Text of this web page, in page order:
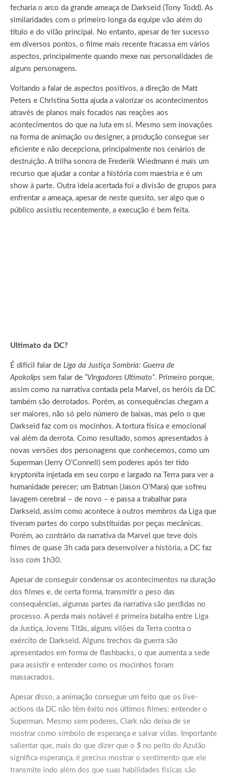
fecharia o arco da grande ameaça de Darkseid (Tony Todd). As
similaridades com o primeiro longa da equipe vão além do
título e do vilão principal. No entanto, apesar de ter sucesso
em diversos pontos, o filme mais recente fracassa em vários
aspectos, principalmente quando mexe nas personalidades de
alguns personagens.
Voltando a falar de aspectos positivos, a direção de Matt
Peters e Christina Sotta ajuda a valorizar os acontecimentos
através de planos mais focados nas reações aos
acontecimentos do que na luta em si. Mesmo sem inovações
na forma de animação ou designer, a produção consegue ser
eficiente e não decepciona, principalmente nos cenários de
destruição. A trilha sonora de Frederik Wiedmann é mais um
recurso que ajudar a contar a história com maestria e é um
show à parte. Outra ideia acertada foi a divisão de grupos para
enfrentar a ameaça, apesar de neste quesito, ser algo que o
público assistiu recentemente, a execução é bem feita.
Ultimato da DC?
É difícil falar de Liga da Justiça Sombria: Guerra de
Apokolips sem falar de “Vingadores Ultimato”. Primeiro porque,
assim como na narrativa contada pela Marvel, os heróis da DC
também são derrotados. Porém, as consequências chegam a
ser maiores, não só pelo número de baixas, mas pelo o que
Darkseid faz com os mocinhos. A tortura física e emocional
vai além da derrota. Como resultado, somos apresentados à
novas versões dos personagens que conhecemos, como um
Superman (Jerry O’Connell) sem poderes após ter tido
kryptonita injetada em seu corpo e largado na Terra para ver a
humanidade perecer; um Batman (Jason O’Mara) que sofreu
lavagem cerebral – de novo – e passa a trabalhar para
Darkseid, assim como acontece à outros membros da Liga que
tiveram partes do corpo substituídas por peças mecânicas.
Porém, ao contrário da narrativa da Marvel que teve dois
filmes de quase 3h cada para desenvolver a história, a DC faz
isso com 1h30.
Apesar de conseguir condensar os acontecimentos na duração
dos filmes e, de certa forma, transmitir o peso das
consequências, algumas partes da narrativa são perdidas no
processo. A perda mais notável é primeira batalha entre Liga
da Justiça, Jovens Titãs, alguns vilões da Terra contra o
exército de Darkseid. Alguns trechos da guerra são
apresentados em forma de flashbacks, o que aumenta a sede
para assistir e entender como os mocinhos foram
massacrados.
Apesar disso, a animação consegue um feito que os live-
actions da DC não têm êxito nos últimos filmes: entender o
Superman. Mesmo sem poderes, Clark não deixa de se
mostrar como símbolo de esperança e salvar vidas. Importante
salientar que, mais do que dizer que o S no peito do Azulão
significa esperança, é preciso mostrar o sentimento que ele
transmite indo além dos que suas habilidades físicas são